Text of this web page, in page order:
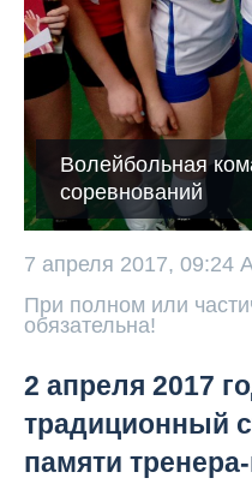
Волейбольная
соревнований
7 апреля 2017, 09:24
При полном или
обязательна!
2 апреля 2017
традиционный
памяти